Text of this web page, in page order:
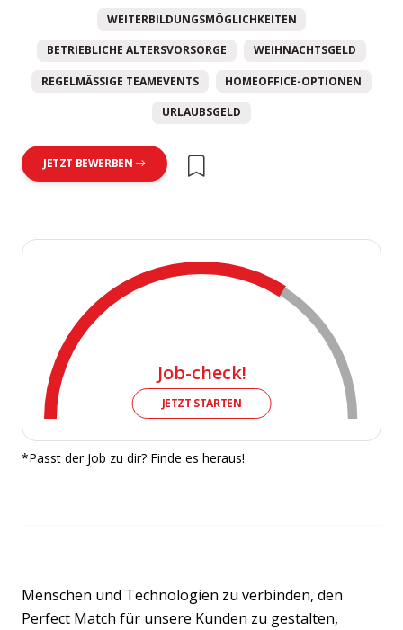
WEITERBILDUNGSMÖGLICHKEITEN
BETRIEBLICHE ALTERSVORSORGE WEIHNACHTSGELD
REGELMÄSSIGE TEAMEVENTS HOMEOFFICE-OPTIONEN
URLAUBSGELD
JETZT BEWERBEN
Job-check!
JETZT STARTEN
*Passt der Job zu dir? Finde es heraus!
Menschen und Technologien zu verbinden, den
Perfect Match für unsere Kunden zu gestalten,